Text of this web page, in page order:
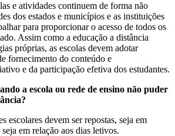
e atividades continuem de forma não
dos estados e municípios e as instituições
para proporcionar o acesso de todos os
Assim como a educação a distância
próprias, as escolas devem adotar
fornecimento do conteúdo e
e da participação efetiva dos estudantes.
a escola ou rede de ensino não puder
escolares devem ser repostas, seja em
em relação aos dias letivos.